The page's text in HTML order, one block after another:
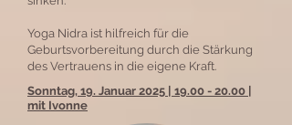
Yoga Nidra ist hilfreich für die
Geburtsvorbereitung durch die Stärkung
des Vertrauens in die eigene Kraft.
Sonntag, 19. Januar 2025 | 19.00 - 20.00 |
mit Ivonne